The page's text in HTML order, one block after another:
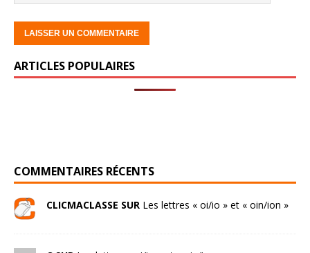
ARTICLES POPULAIRES
COMMENTAIRES RÉCENTS
CLICMACLASSE SUR Les lettres « oi/io » et « oin/ion »